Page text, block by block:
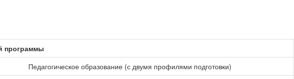
программы
Педагогическое образование (с двумя профилями подготовки)